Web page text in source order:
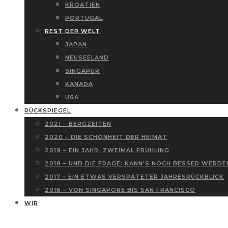
KROATIEN
PORTUGAL
REST DER WELT
JAPAN
NEUSEELAND
SINGAPUR
KANADA
USA
RÜCKSPIEGEL
2021 – BERGZEITEN
2020 – DIE SCHÖNHEIT DER HEIMAT
2019 – EIN JAHR, ZWEIMAL FRÜHLING
2018 – UND DIE FRAGE: KANN’S NOCH BESSER
2017 – EIN ETWAS VERSPÄTETER JAHRESRÜCKBLICK
2016 – VON SINGAPORE BIS SAN FRANCISCO
WIR